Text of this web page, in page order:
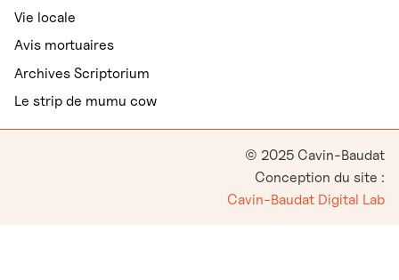
Vie locale
Avis mortuaires
Archives Scriptorium
Le strip de mumu cow
© 2025 Cavin-Baudat
Conception du site :
Cavin-Baudat Digital Lab